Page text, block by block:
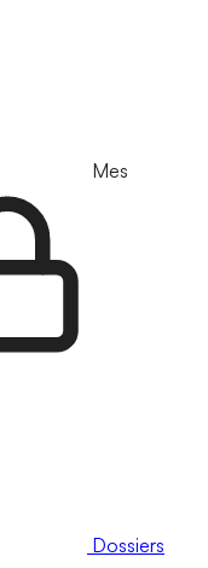
Mes
Dossiers